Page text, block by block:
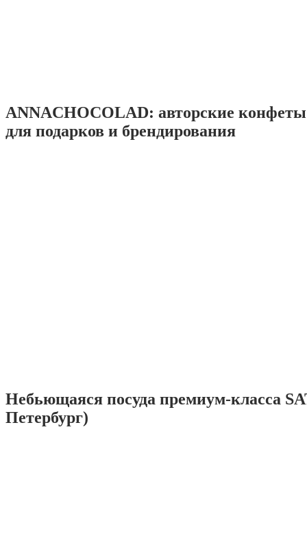
ANNACHOCOLAD: авторские
для подарков и брендирования
Небьющаяся посуда премиум-класса
Петербург)